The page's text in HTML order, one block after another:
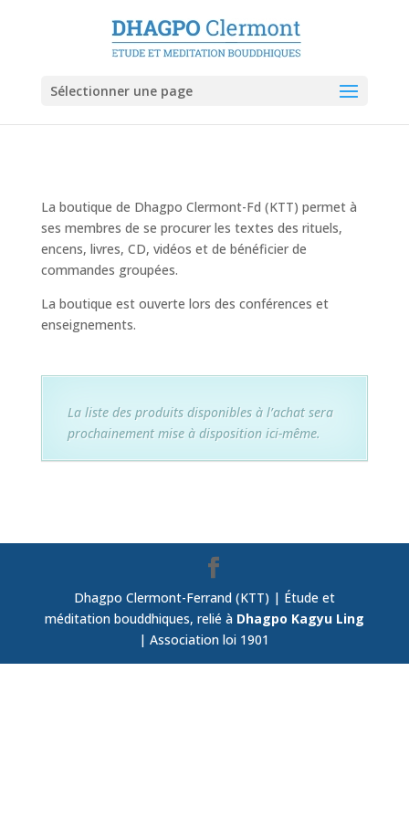
Sélectionner une page
La boutique de Dhagpo Clermont-Fd (KTT) permet à
ses membres de se procurer les textes des rituels,
encens, livres, CD, vidéos et de bénéficier de
commandes groupées.
La boutique est ouverte lors des conférences et
enseignements.
La liste des produits disponibles à l’achat sera
prochainement mise à disposition ici-même.
Dhagpo Clermont-Ferrand (KTT) | Étude et
méditation bouddhiques, relié à Dhagpo Kagyu Ling
| Association loi 1901